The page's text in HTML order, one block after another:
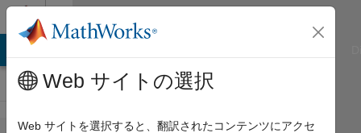
コンテンツへスキップ
Web サイトの選択
Web サイトを選択すると、翻訳されたコンテンツにアクセ